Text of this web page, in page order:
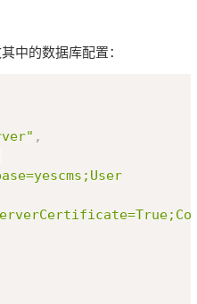
中的数据库配置：
,